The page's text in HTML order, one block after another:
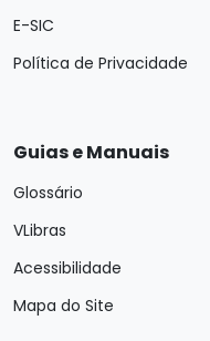
E-SIC
Política de Privacidade
Guias e Manuais
Glossário
VLibras
Acessibilidade
Mapa do Site